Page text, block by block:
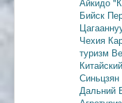
Бийск
Чехия
туризм
Синьцзян
Дальний